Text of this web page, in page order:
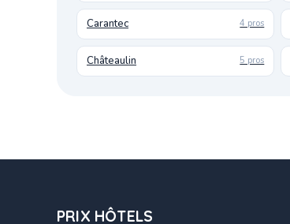
Carantec 4 pros
Châteaulin 5 pros
PRIX HÔTELS